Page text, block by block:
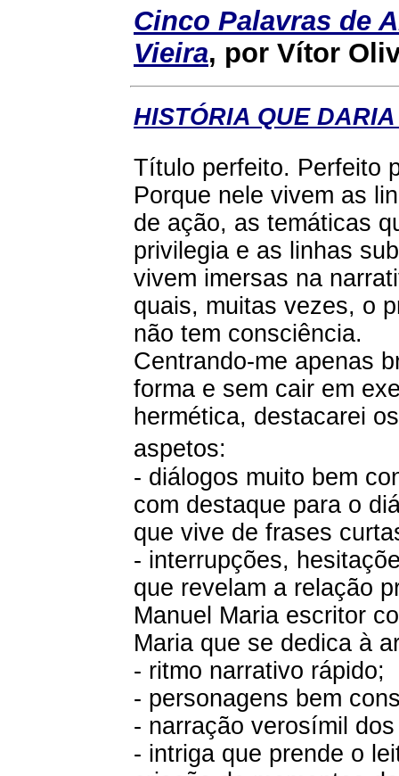
Cinco Palavras de
Vieira, por Vítor
HISTÓRIA QUE
Título perfeito. Perfeito
Porque nele vivem as
de ação, as temáticas
privilegia e as linhas
vivem imersas na
quais, muitas vezes, o
não tem consciência.
Centrando-me apenas
forma e sem cair em
hermética, destacarei
aspetos:
- diálogos muito bem
com destaque para o
que vive de frases
- interrupções,
que revelam a relação
Manuel Maria escritor
Maria que se dedica à
- ritmo narrativo rápido;
- personagens bem
- narração verosímil
- intriga que prende o